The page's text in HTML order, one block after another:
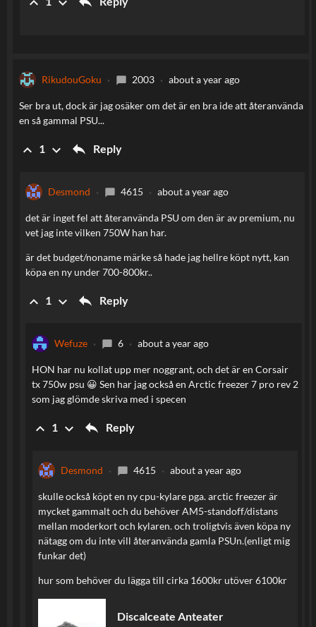
RikudouGoku chat_bubble 2003 about a year ago
Ser bra ut, dock är jag osäker om det är en bra ide att återanvända
en så gammal PSU...
keyboard_arrow_up 1 keyboard_arrow_down reply Reply
Desmond chat_bubble 4615 about a year ago
det är inget fel att återanvända PSU om den är av premium, nu
vet jag inte vilken 750W han har.
är det budget/noname märke så hade jag hellre köpt nytt, kan
köpa en ny under 700-800kr..
keyboard_arrow_up 1 keyboard_arrow_down reply Reply
Wefuze chat_bubble 6 about a year ago
HON har nu kollat upp mer noggrant, och det är en Corsair
tx 750w psu 😀 Sen har jag också en Arctic freezer 7 pro rev 2
som jag glömde skriva med i specen
keyboard_arrow_up 1 keyboard_arrow_down reply Reply
Desmond chat_bubble 4615 about a year ago
skulle också köpt en ny cpu-kylare pga. arctic freezer är
mycket gammalt och du behöver AM5-standoff/distans
mellan moderkort och kylaren. och troligtvis även köpa ny
nätagg om du inte vill återanvända gamla PSUn.(enligt mig
funkar det)
hur som behöver du lägga till cirka 1600kr utöver 6100kr
Discalceate Anteater